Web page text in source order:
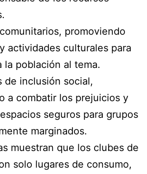
promoviendo
actividades culturales para
la población al tema.
de inclusión social,
a combatir los prejuicios y
seguros para grupos
marginados.
muestran que los clubes de
solo lugares de consumo,